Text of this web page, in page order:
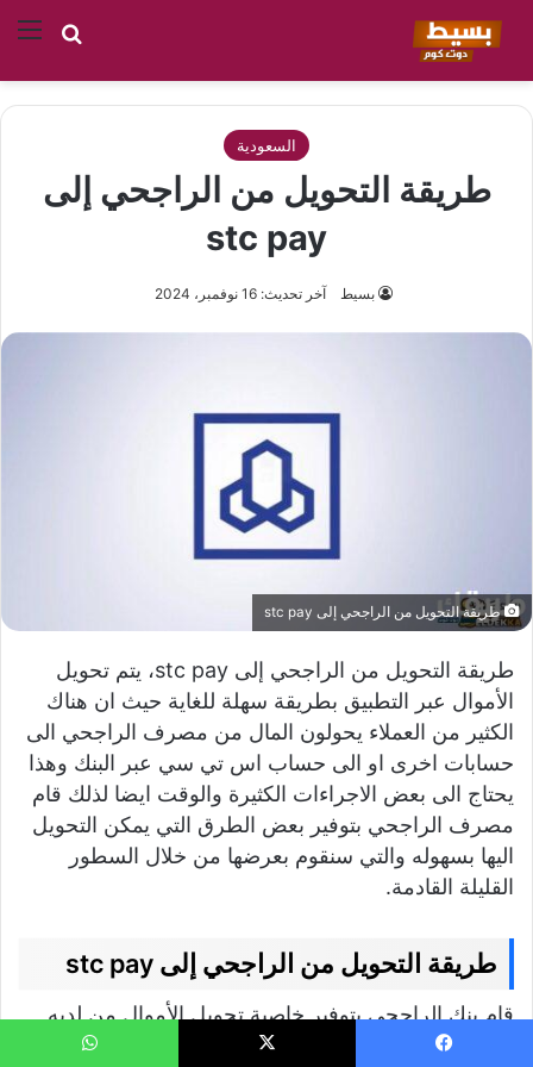
بحث
السعودية
طريقة التحويل من الراجحي إلى
stc pay
بسيط آخر تحديث: 16 نوفمبر، 2024
طريقة التحويل من الراجحي إلى stc pay
طريقة التحويل من الراجحي إلى stc pay، يتم تحويل
الأموال عبر التطبيق بطريقة سهلة للغاية حيث ان هناك
الكثير من العملاء يحولون المال من مصرف الراجحي الى
حسابات اخرى او الى حساب اس تي سي عبر البنك وهذا
يحتاج الى بعض الاجراءات الكثيرة والوقت ايضا لذلك قام
مصرف الراجحي بتوفير بعض الطرق التي يمكن التحويل
اليها بسهوله والتي سنقوم بعرضها من خلال السطور
القليلة القادمة.
طريقة التحويل من الراجحي إلى stc pay
قام بنك الراجحي بتوفير خاصية تحويل الأموال من لديه
الى حساب اس تي سي باي وهذا عبر البرنامج الخاص به